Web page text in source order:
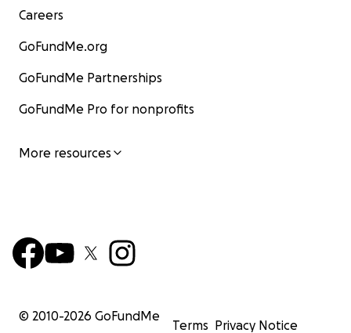
Careers
GoFundMe.org
GoFundMe Partnerships
GoFundMe Pro for nonprofits
More resources
© 2010-2026 GoFundMe
Terms Privacy Notice